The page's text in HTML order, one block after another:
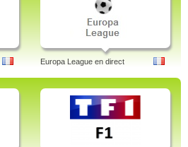
Europa League en direct